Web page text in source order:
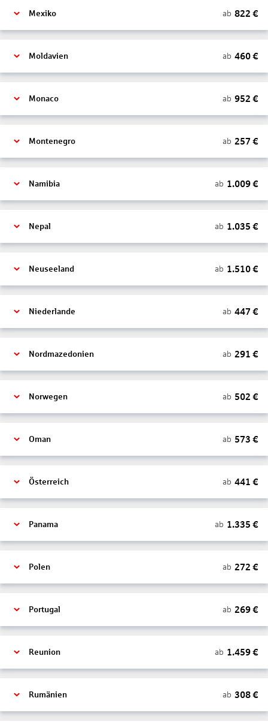
Mexiko ab 822 €
Moldavien ab 460€
Monaco ab 952 €
Montenegro ab 257 €
Namibia ab 1.009€
Nepal ab 1.035 €
Neuseeland ab 1.510€
Niederlande ab 447 €
Nordmazedonien ab 291 €
Norwegen ab 502 €
Oman ab 573 €
Österreich ab 441 €
Panama ab 1.335 €
Polen ab 272 €
Portugal ab 269€
Reunion ab 1.459€
Rumänien ab 308€